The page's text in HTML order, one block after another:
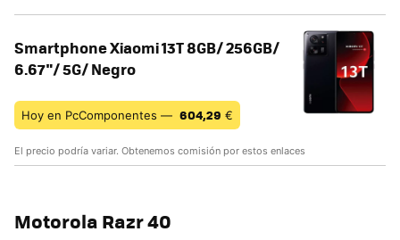
Smartphone Xiaomi 13T 8GB/ 256GB/
6.67"/ 5G/ Negro
Hoy en PcComponentes — 604,29 €
El precio podría variar. Obtenemos comisión por estos enlaces
Motorola Razr 40